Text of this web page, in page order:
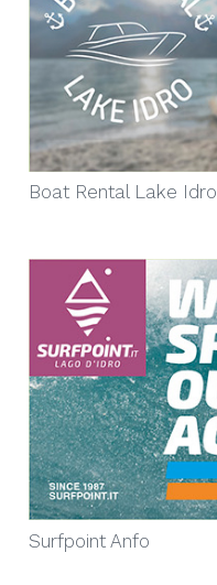
Boat Rental Lake Idro
Surfpoint Anfo